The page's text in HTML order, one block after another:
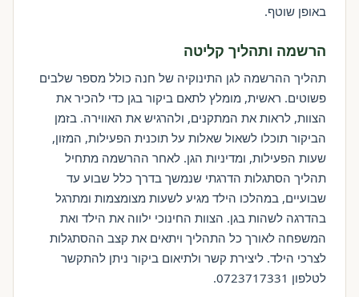
באופן שוטף.
הרשמה ותהליך קליטה
תהליך ההרשמה לגן התינוקיה של חנה כולל מספר שלבים
פשוטים. ראשית, מומלץ לתאם ביקור בגן כדי להכיר את
הצוות, לראות את המתקנים, ולהרגיש את האווירה. בזמן
הביקור תוכלו לשאול שאלות על תוכנית הפעילות, המזון,
שעות הפעילות, ומדיניות הגן. לאחר ההרשמה מתחיל
תהליך הסתגלות הדרגתי שנמשך בדרך כלל שבוע עד
שבועיים, במהלכו הילד מגיע לשעות מצומצמות ומתרגל
בהדרגה לשהות בגן. הצוות החינוכי ילווה את הילד ואת
המשפחה לאורך כל התהליך ויתאים את קצב ההסתגלות
לצרכי הילד. ליצירת קשר ולתיאום ביקור ניתן להתקשר
לטלפון 0723717331.